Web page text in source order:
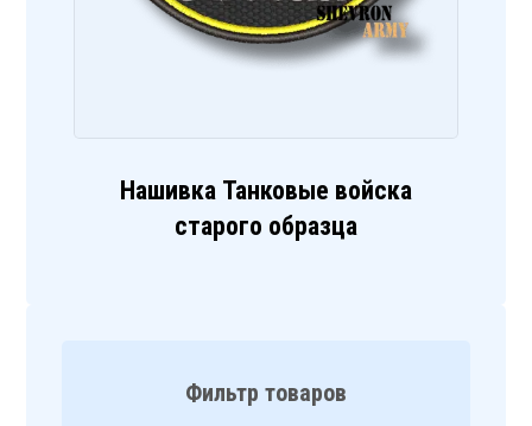
Нашивка Танковые войска
старого образца
Фильтр товаров